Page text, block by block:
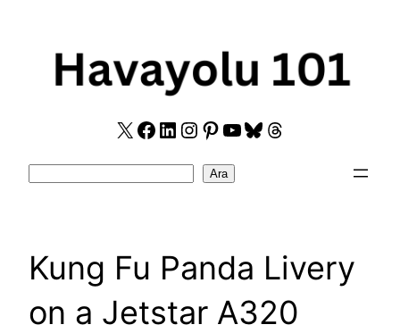
X Facebook
LinkedIn
Instagram
Pinterest
YouTube
Bluesky
Threads
Ara
Kung Fu Panda Livery
on a Jetstar A320